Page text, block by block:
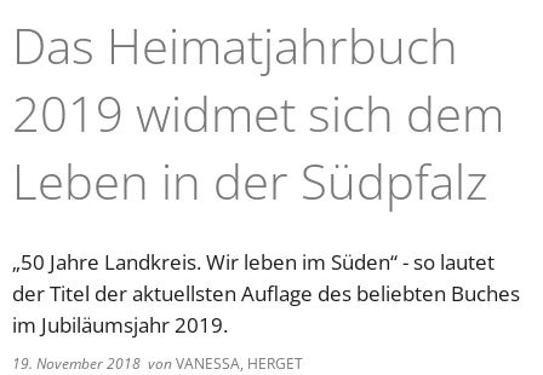
Das Heimatjahrbuch
2019 widmet sich dem
Leben in der Südpfalz
„50 Jahre Landkreis. Wir leben im Süden“ - so lautet
der Titel der aktuellsten Auflage des beliebten Buches
im Jubiläumsjahr 2019.
19. November 2018 vonVANESSA, HERGET